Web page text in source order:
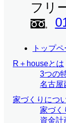
フリ
トップ
R＋houseとは
3つの
名古屋
家づくりにつ
家づく
資金計